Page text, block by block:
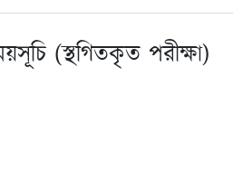
(স্থগিতকৃত পরীক্ষা)